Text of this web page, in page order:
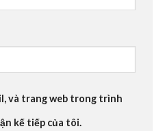
và trang web trong trình
kế tiếp của tôi.